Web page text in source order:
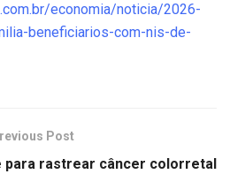
economia/noticia/2026-
beneficiarios-com-nis-de-
Post
para rastrear câncer colorretal